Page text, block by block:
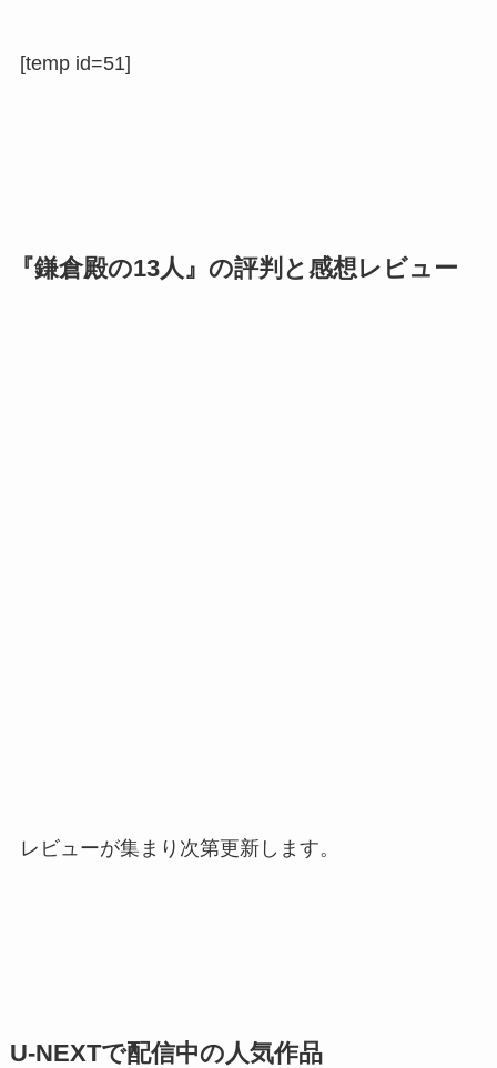
[temp id=51]
『鎌倉殿の13人』の評判と感想レビュー
レビューが集まり次第更新します。
U-NEXTで配信中の人気作品